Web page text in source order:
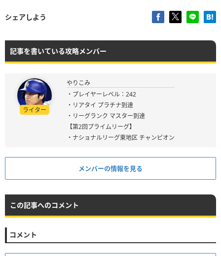
シェアしよう
記事を書いている攻略メンバー
ライター
やりこみ
・プレイヤーレベル：242
・リアタイ プラチナ到達
・リーグランク マスター到達
【第2回プライムリーグ】
・ナショナルリーグ東地区 チャンピオン
メンバーの情報を見る
この記事へのコメント
コメント